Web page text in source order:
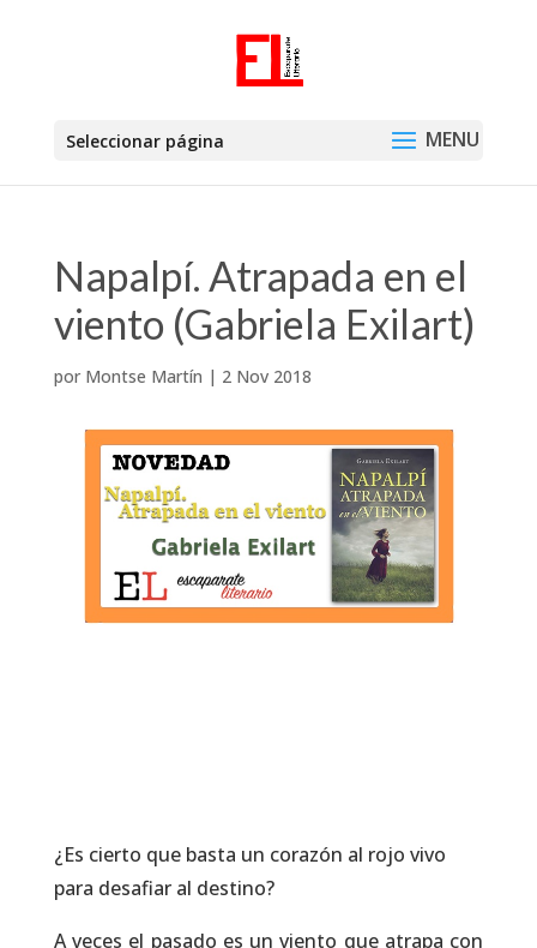
Seleccionar página
Napalpí. Atrapada en el
viento (Gabriela Exilart)
por Montse Martín | 2 Nov 2018
¿Es cierto que basta un corazón al rojo vivo
para desafiar al destino?
A veces el pasado es un viento que atrapa con